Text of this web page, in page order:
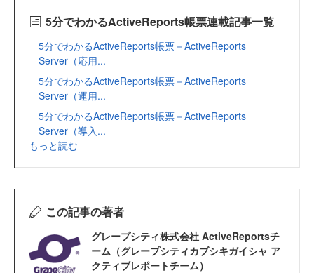
5分でわかるActiveReports帳票連載記事一覧
5分でわかるActiveReports帳票－ActiveReports
Server（応用...
5分でわかるActiveReports帳票－ActiveReports
Server（運用...
5分でわかるActiveReports帳票－ActiveReports
Server（導入...
もっと読む
この記事の著者
グレープシティ株式会社 ActiveReportsチ
ーム（グレープシティカブシキガイシャ ア
クティブレポートチーム）